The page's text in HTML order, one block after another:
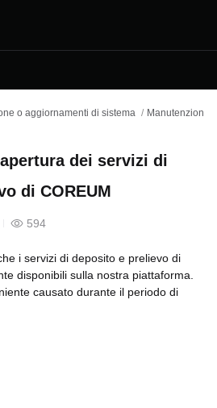
o aggiornamenti di sistema / Manutenzione
dei servizi di
di COREUM
594
i servizi di deposito e prelievo di
disponibili sulla nostra piattaforma.
causato durante il periodo di